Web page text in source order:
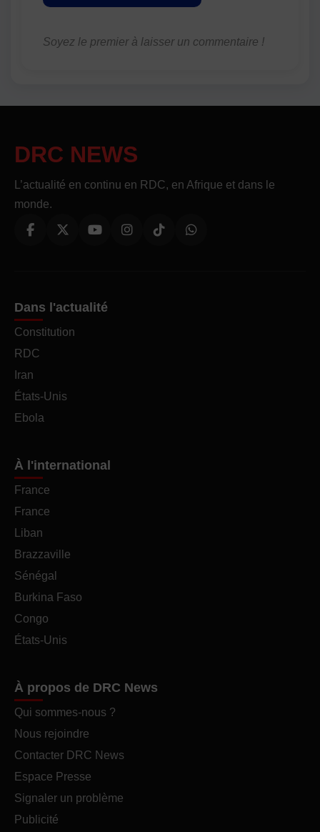
Soyez le premier à laisser un commentaire !
DRC NEWS
L’actualité en continu en RDC, en Afrique et dans le
monde.
Dans l'actualité
Constitution
RDC
Iran
États-Unis
Ebola
À l'international
France
France
Liban
Brazzaville
Sénégal
Burkina Faso
Congo
États-Unis
À propos de DRC News
Qui sommes-nous ?
Nous rejoindre
Contacter DRC News
Espace Presse
Signaler un problème
Publicité